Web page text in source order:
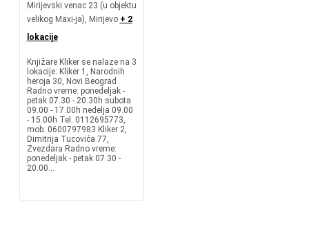
Mirijevski venac 23 (u objektu
velikog Maxi-ja), Mirijevo + 2
lokacije
Knjižare Kliker se nalaze na 3
lokacije: Kliker 1, Narodnih
heroja 30, Novi Beograd
Radno vreme: ponedeljak -
petak 07.30 - 20.30h subota
09.00 - 17.00h nedelja 09.00
- 15.00h Tel. 0112695773,
mob. 0600797983 Kliker 2,
Dimitrija Tucovića 77,
Zvezdara Radno vreme:
ponedeljak - petak 07.30 -
20.00...